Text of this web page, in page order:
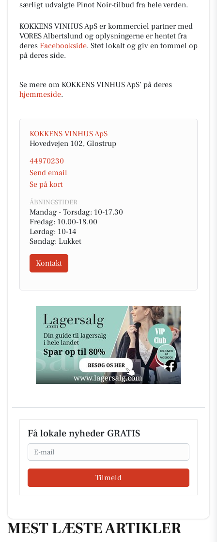
særligt udvalgte Pinot Noir-tilbud fra hele verden.
KOKKENS VINHUS ApS er kommerciel partner med
VORES Albertslund og oplysningerne er hentet fra
deres Facebookside. Støt lokalt og giv en tommel op
på deres side.
Se mere om KOKKENS VINHUS ApS’ på deres
hjemmeside.
KOKKENS VINHUS ApS
Hovedvejen 102, Glostrup
44970230
Send email
Se på kort
ÅBNINGSTIDER
Mandag - Torsdag: 10-17.30
Fredag: 10.00-18.00
Lørdag: 10-14
Søndag: Lukket
Kontakt
Få lokale nyheder GRATIS
Email
Tilmeld
MEST LÆSTE ARTIKLER